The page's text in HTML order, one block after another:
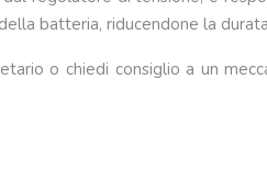
batteria, riducendone la
o chiedi consiglio a un